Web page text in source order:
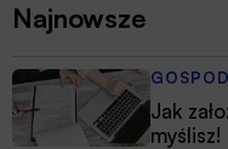
Najnowsze
Jak
myślisz!